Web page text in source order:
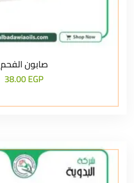
صابون الفحم
38.00EGP